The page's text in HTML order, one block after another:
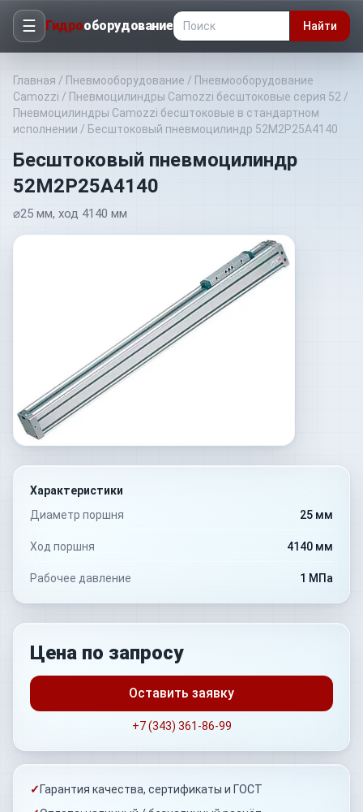
☰ Гидрооборудование Найти
Главная / Пневмооборудование / Пневмооборудование
Camozzi / Пневмоцилиндры Camozzi бесштоковые серия 52 /
Пневмоцилиндры Camozzi бесштоковые в стандартном
исполнении / Бесштоковый пневмоцилиндр 52M2P25A4140
Бесштоковый пневмоцилиндр
52M2P25A4140
⌀25 мм, ход 4140 мм
Характеристики
Диаметр поршня
25 мм
Ход поршня 4140 мм
Рабочее давление 1 МПа
Цена по запросу
Оставить заявку
+7 (343) 361-86-99
✓ Гарантия качества, сертификаты и ГОСТ